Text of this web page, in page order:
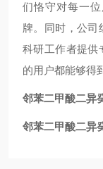
们恪守对每一
牌。同时，公司
科研工作者提供
的用户都能够得
邻苯二甲酸二异
邻苯二甲酸二异